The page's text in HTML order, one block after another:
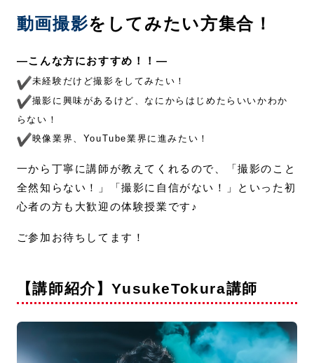
動画撮影をしてみたい方集合！
—こんな方におすすめ！！—
未経験だけど撮影をしてみたい！
撮影に興味があるけど、なにからはじめたらいいかわか
らない！
映像業界、YouTube業界に進みたい！
一から丁寧に講師が教えてくれるので、「撮影のこと
全然知らない！」「撮影に自信がない！」といった初
心者の方も大歓迎の体験授業です♪
ご参加お待ちしてます！
【講師紹介】YusukeTokura講師